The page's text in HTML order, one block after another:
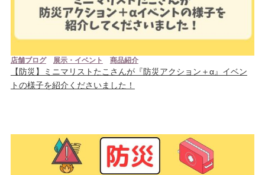
店舗ブログ 展示・イベント 商品紹介
【防災】ミニマリストたこさんが『防災アクション＋α』イベン
トの様子を紹介くださいました！